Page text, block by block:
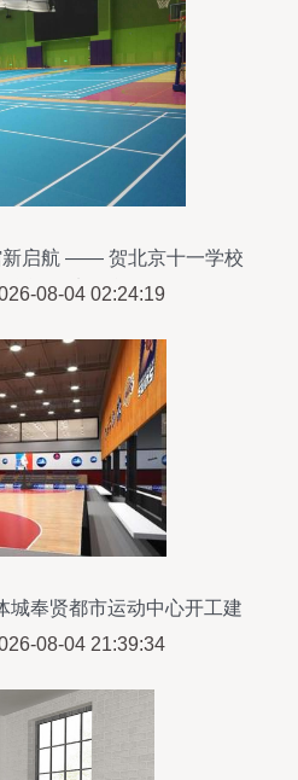
新启航 —— 贺北京十一学校
学运动地板竣工
08-04 02:24:19
城奉贤都市运动中心开工建
设08-04 21:39:34